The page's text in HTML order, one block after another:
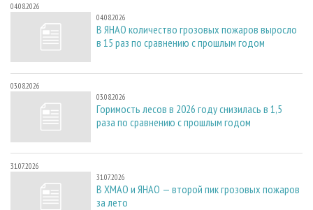
04.08.2026
04.08.2026
В ЯНАО количество грозовых пожаров выросло
в 15 раз по сравнению с прошлым годом
03.08.2026
03.08.2026
Горимость лесов в 2026 году снизилась в 1,5
раза по сравнению с прошлым годом
31.07.2026
31.07.2026
В ХМАО и ЯНАО — второй пик грозовых пожаров
за лето